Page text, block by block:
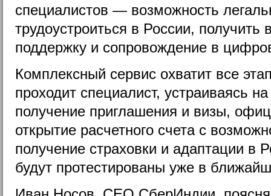
специалистов — возможность
трудоустроиться в России,
поддержку и сопровождение в
Комплексный сервис охватит все
проходит специалист, устраиваясь
получение приглашения и визы,
открытие расчетного счета с
получение страховки и адаптации в
будут протестированы уже в